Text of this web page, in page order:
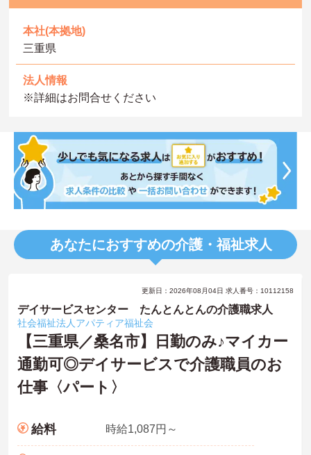
本社(本拠地)
三重県
法人情報
※詳細はお問合せください
あなたにおすすめの介護・福祉求人
更新日：2026年08月04日 求人番号：10112158
デイサービスセンター たんとんとんの介護職求人
社会福祉法人アパティア福祉会
【三重県／桑名市】日勤のみ♪マイカー
通勤可◎デイサービスで介護職員のお
仕事〈パート〉
給料 時給1,087円～